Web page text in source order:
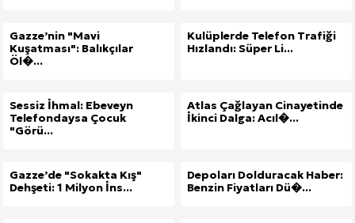
Gazze’nin "Mavi
Kuşatması": Balıkçılar
Öl�...
Kulüplerde Telefon Trafiği
Hızlandı: Süper Li...
Sessiz İhmal: Ebeveyn
Telefondaysa Çocuk
"Görü...
Atlas Çağlayan Cinayetinde
İkinci Dalga: Acıl�...
Gazze’de "Sokakta Kış"
Dehşeti: 1 Milyon İns...
Depoları Dolduracak Haber:
Benzin Fiyatları Dü�...